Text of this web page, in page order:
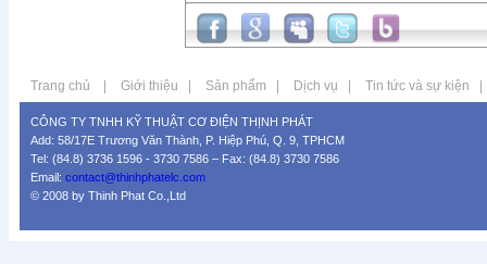
Trang chủ Giới thiệu Sản phẩm Dịch vụ Tin tức và sự kiện
CÔNG TY TNHH KỸ THUẬT CƠ ĐIỆN THỊNH PHÁT
Add: 58/17E Trương Văn Thành, P. Hiệp Phú, Q. 9, TPHCM
Tel: (84.8) 3736 1596 - 3730 7586 – Fax: (84.8) 3730 7586
Email: contact@thinhphatelc.com
© 2008 by Thinh Phat Co.,Ltd